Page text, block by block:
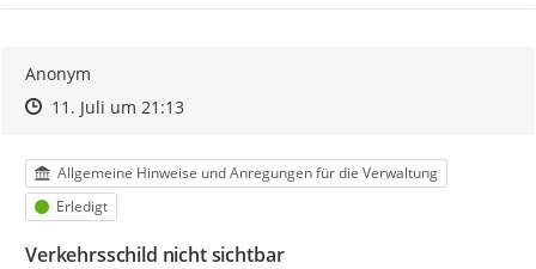
Anonym
Zeitpunkt des Erstellens
Zeitpunkt des Erstellens
11. Juli um 21:13Zur Äußerung
Kategorie
Allgemeine Hinweise und Anregungen für die Verwaltung
Status
Erledigt
Verkehrsschild nicht sichtbar